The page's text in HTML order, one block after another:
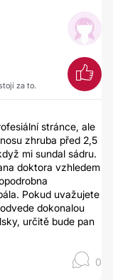
za to.
stránce, ale
zhruba před 2,5
mi sundal sádru.
doktora vzhledem
Pokud uvažujete
dokonalou
určitě bude pan
0